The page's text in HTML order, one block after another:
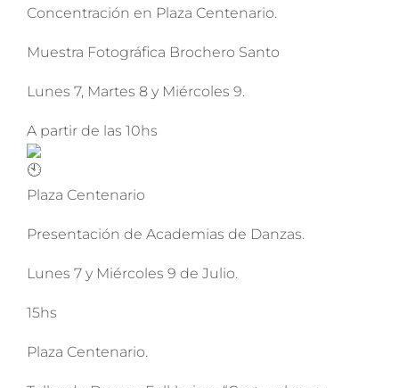
Concentración en Plaza Centenario.
Muestra Fotográfica Brochero Santo
Lunes 7, Martes 8 y Miércoles 9.
A partir de las 10hs
Plaza Centenario
Presentación de Academias de Danzas.
Lunes 7 y Miércoles 9 de Julio.
15hs
Plaza Centenario.